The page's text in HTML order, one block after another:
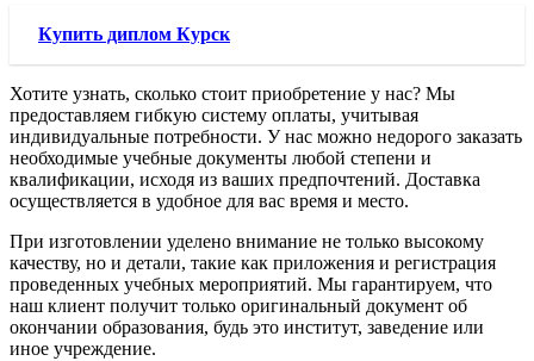
Купить диплом Курск
Хотите узнать, сколько стоит приобретение у нас? Мы
предоставляем гибкую систему оплаты, учитывая
индивидуальные потребности. У нас можно недорого заказать
необходимые учебные документы любой степени и
квалификации, исходя из ваших предпочтений. Доставка
осуществляется в удобное для вас время и место.
При изготовлении уделено внимание не только высокому
качеству, но и детали, такие как приложения и регистрация
проведенных учебных мероприятий. Мы гарантируем, что
наш клиент получит только оригинальный документ об
окончании образования, будь это институт, заведение или
иное учреждение.